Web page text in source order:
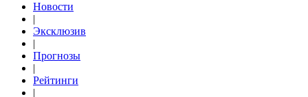
Новости
|
Эксклюзив
|
Прогнозы
|
Рейтинги
|